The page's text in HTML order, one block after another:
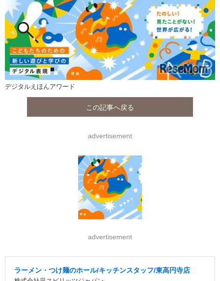
デジタルえほんアワード
この記事へ戻る
advertisement
advertisement
ラーメン・つけ麺のホール/キッチンスタッフ/東高円寺店